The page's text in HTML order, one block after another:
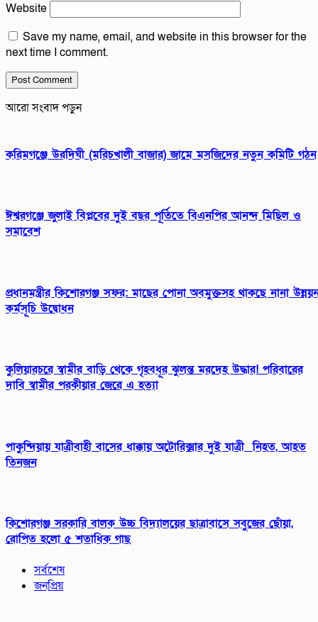
Website
Save my name, email, and website in this browser for the
next time I comment.
আরো সংবাদ পড়ুন
করিমগঞ্জে উরদিঘী (মরিচখালী বাজার) জামে মসজিদের নতুন কমিটি গঠন
ঈশ্বরগঞ্জে জুলাই বিপ্লবের দুই বছর পূর্তিতে বিএনপির আনন্দ মিছিল ও
সমাবেশ
প্রধানমন্ত্রীর কিশোরগঞ্জ সফর: মাছের পোনা অবমুক্তসহ থাকছে নানা
কর্মসূচি উদ্বোধন
কুলিয়ারচরে স্বামীর বাড়ি থেকে গৃহবধূর ঝুলন্ত মরদেহ উদ্ধার! পরিবারের
দাবি স্বামীর পরকীয়ার জেরে এ হত্যা
পাকুন্দিয়ায় যাত্রীবাহী বাসের ধাক্কায় অটোরিক্সার দুই যাত্রী নিহত, আহত
তিনজন
কিশোরগঞ্জ সরকারি বালক উচ্চ বিদ্যালয়ের ছাত্রাবাসে সবুজের ছোঁয়া,
রোপিত হলো ৫ শতাধিক গাছ
সর্বশেষ
জনপ্রিয়